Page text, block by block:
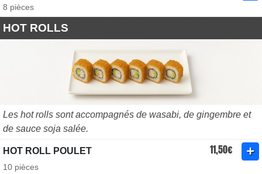
8 pièces
HOT ROLLS
Les hot rolls sont accompagnés de wasabi, de gingembre et
de sauce soja salée.
HOT ROLL POULET 11,50€
10 pièces